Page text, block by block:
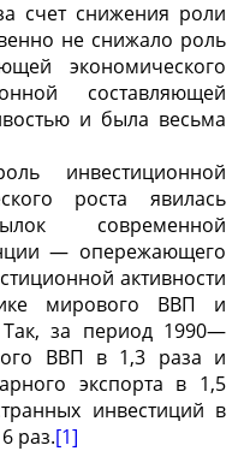
счет снижения роли
не снижало роль
экономического
составляющей
и была весьма
инвестиционной
роста явилась
современной
— опережающего
активности
мирового ВВП и
за период 1990—
ВВП в 1,3 раза и
экспорта в 1,5
инвестиций в
раз.[1]